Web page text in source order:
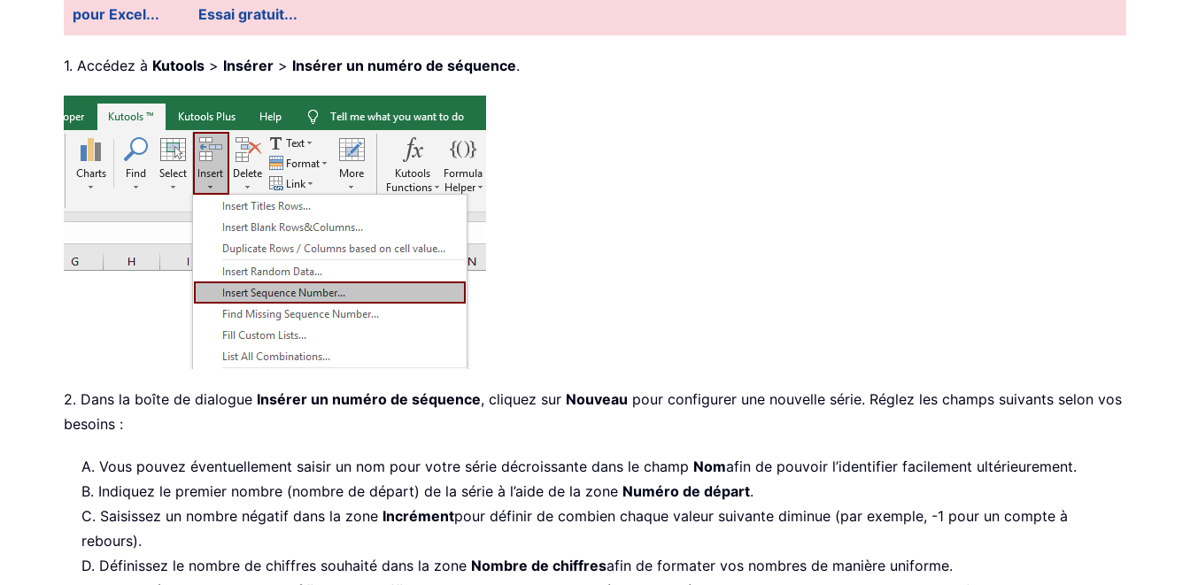
pour Excel...
Essai gratuit...
1. Accédez à Kutools > Insérer > Insérer un numéro de séquence.
2. Dans la boîte de dialogue Insérer un numéro de séquence, cliquez sur Nouveau pour configurer une nouvelle série. Réglez les champs suivants selon vos
besoins :
A. Vous pouvez éventuellement saisir un nom pour votre série décroissante dans le champ Nomafin de pouvoir l’identifier facilement ultérieurement.
B. Indiquez le premier nombre (nombre de départ) de la série à l’aide de la zone Numéro de départ.
C. Saisissez un nombre négatif dans la zone Incrémentpour définir de combien chaque valeur suivante diminue (par exemple, -1 pour un compte à
rebours).
D. Définissez le nombre de chiffres souhaité dans la zone Nombre de chiffresafin de formater vos nombres de manière uniforme.